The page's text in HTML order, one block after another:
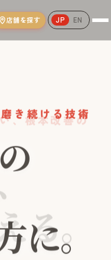
店舗を探す JP EN
き続ける技術
に。